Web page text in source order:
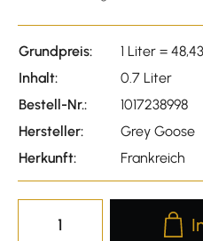
Grundpreis:
1 Liter =
Inhalt:
0.7 Liter
Bestell-Nr.:
1017238998
Hersteller:
Grey Goose
Herkunft:
Frankreich
Produkt